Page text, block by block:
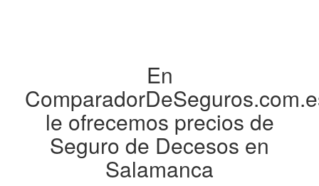
En
le ofrecemos precios de
Seguro de Decesos en
Salamanca